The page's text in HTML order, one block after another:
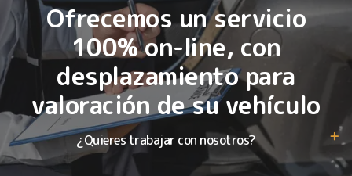
Ofrecemos un servicio
100% on-line, con
desplazamiento para
valoración de su vehículo
¿Quieres trabajar con nosotros?